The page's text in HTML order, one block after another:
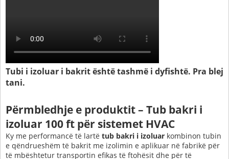
Tubi i izoluar i bakrit është tashmë i dyfishtë. Pra blej
tani.
Përmbledhje e produktit – Tub bakri i
izoluar 100 ft për sistemet HVAC
Ky me performancë të lartë tub bakri i izoluar kombinon tubin
e qëndrueshëm të bakrit me izolimin e aplikuar në fabrikë për
të mbështetur transportin efikas të ftohësit dhe për të